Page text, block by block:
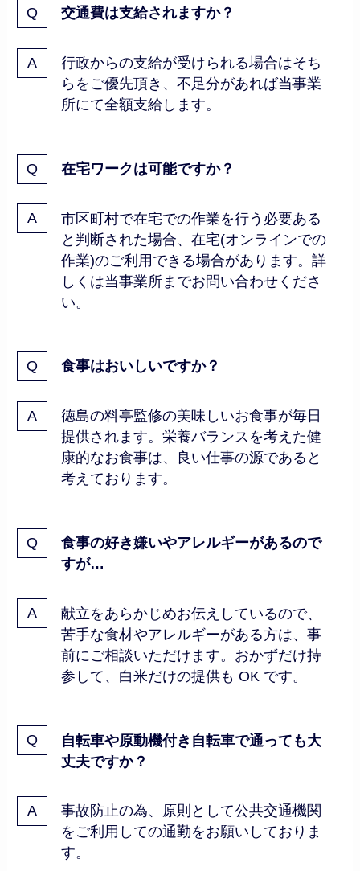
交通費は支給されますか？
行政からの支給が受けられる場合はそち
らをご優先頂き、不足分があれば当事業
所にて全額支給します。
在宅ワークは可能ですか？
市区町村で在宅での作業を行う必要ある
と判断された場合、在宅(オンラインでの
作業)のご利用できる場合があります。詳
しくは当事業所までお問い合わせくださ
い。
食事はおいしいですか？
徳島の料亭監修の美味しいお食事が毎日
提供されます。栄養バランスを考えた健
康的なお食事は、良い仕事の源であると
考えております。
食事の好き嫌いやアレルギーがあるので
すが…
献立をあらかじめお伝えしているので、
苦手な食材やアレルギーがある方は、事
前にご相談いただけます。おかずだけ持
参して、白米だけの提供も OK です。
自転車や原動機付き自転車で通っても大
丈夫ですか？
事故防止の為、原則として公共交通機関
をご利用しての通勤をお願いしておりま
す。